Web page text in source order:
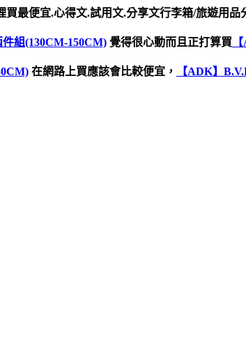
買最便宜.心得文.試用文.分享文行李箱/旅遊用
組(130CM-150CM) 覺得很心動而且正打算買
在網路上買應該會比較便宜， 【ADK】